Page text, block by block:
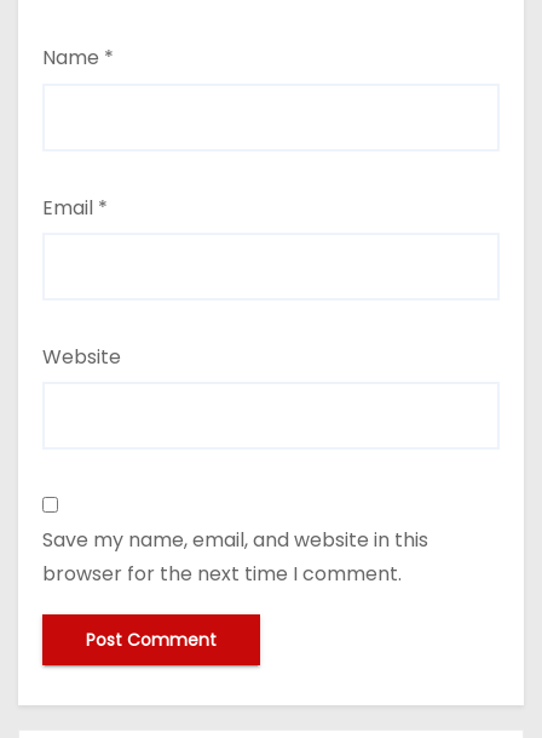
Name *
Email *
Website
Save my name, email, and website in this
browser for the next time I comment.